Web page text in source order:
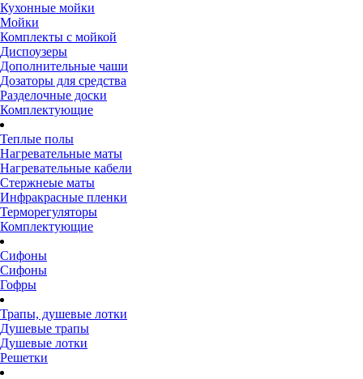
Кухонные мойки
Мойки
Комплекты с мойкой
Диспоузеры
Дополнительные чаши
Дозаторы для средства
Разделочные доски
Комплектующие
Теплые полы
Нагревательные маты
Нагревательные кабели
Стержнеые маты
Инфракрасные пленки
Терморегуляторы
Комплектующие
Сифоны
Сифоны
Гофры
Трапы, душевые лотки
Душевые трапы
Душевые лотки
Решетки